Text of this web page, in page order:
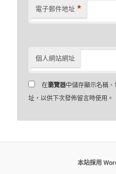
電子郵件地址 *
個人網站網址
在瀏覽器中儲存顯示名稱
址，以供下次發佈留言時使用。
本站採用